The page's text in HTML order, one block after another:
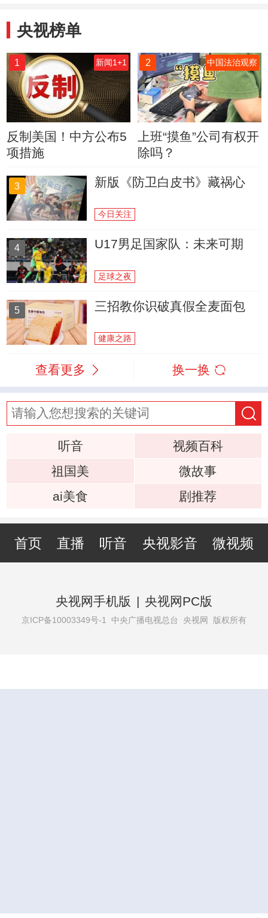
央视榜单
1 新闻1+1
反制美国！中方公布5
项措施
2 中国法治观察
上班“摸鱼”公司有权开
除吗？
3 新版《防卫白皮书》藏祸心
今日关注
4 U17男足国家队：未来可期
足球之夜
5 三招教你识破真假全麦面包
健康之路
查看更多 换一换
听音
视频百科
祖国美
微故事
ai美食
剧推荐
首页 直播 听音 央视影音 微视频
央视网手机版 | 央视网PC版
京ICP备10003349号-1 中央广播电视总台 央视网 版权所有